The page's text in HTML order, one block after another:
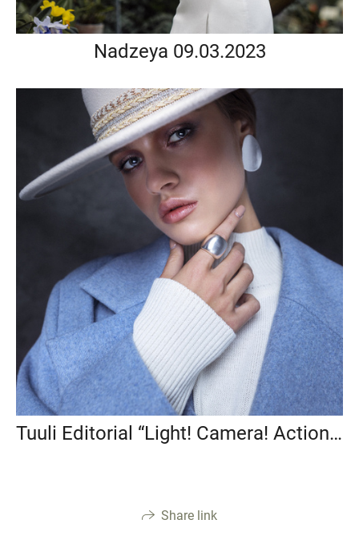
Nadzeya 09.03.2023
Tuuli Editorial “Light! Camera! Action!” 05.11.2022
Share link